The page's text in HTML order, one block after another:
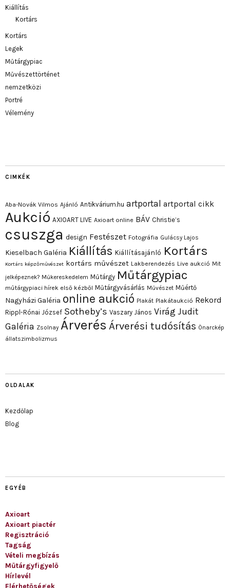
Kiállítás
Kortárs
Kortárs
Legek
Műtárgypiac
Művészettörténet
nemzetközi
Portré
Vélemény
CIMKÉK
Aba-Novák Vilmos Ajánló Antikvárium.hu artportal artportal cikk
Aukció AXIOART LIVE Axioart online BÁV Christie’s
csuszga design Festészet Fotográfia Gulácsy Lajos
Kieselbach Galéria Kiállítás Kiállításajánló Kortárs
Kortárs képzőművészet kortárs művészet Lakberendezés Live aukció Mit
jelképeznek? Műkereskedelem Műtárgy Műtárgypiac
műtárgypiaci hírek első kézből Műtárgyvásárlás Művészet Műértő
Nagyházi Galéria online aukció Plakát Plakátaukció Rekord
Rippl-Rónai József Sotheby’s Vaszary János Virág Judit
Galéria Zsolnay Árverés Árverési tudósítás Önarckép
állatszimbolizmus
OLDALAK
Kezdőlap
Blog
EGYÉB
Axioart
Axioart piactér
Regisztráció
Tagság
Vételi megbízás
Műtárgyfigyelő
Hírlevél
Elérhetőségek